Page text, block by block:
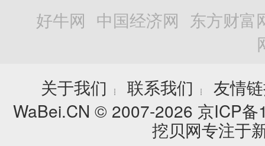
好牛网 中国经济网 东方财富
关于我们
┊ 联系我们 ┊
友情
WaBei.CN © 2007-2026 京ICP
挖贝网专注于